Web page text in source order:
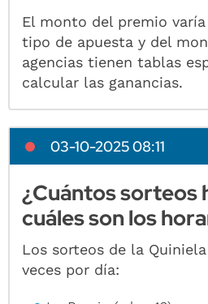
El monto del premio
tipo de apuesta y del
agencias tienen tablas
calcular las ganancias.
03-10-2025 08:11
¿Cuántos sorteos
cuáles son los
Los sorteos de la
veces por día: